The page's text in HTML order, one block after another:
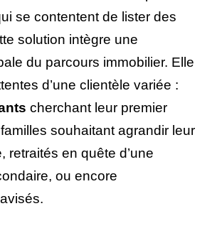
se contentent de lister des
solution intègre une
du parcours immobilier. Elle
d’une clientèle variée :
cherchant leur premier
souhaitant agrandir leur
retraités en quête d’une
ou encore